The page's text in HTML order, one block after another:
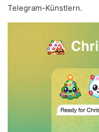
Telegram-Künstlern.